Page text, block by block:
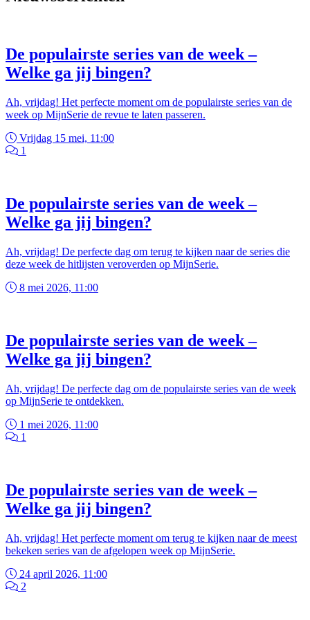
De populairste series van de week –
Welke ga jij bingen?
Ah, vrijdag! Het perfecte moment om de populairste series van de
week op MijnSerie de revue te laten passeren.
Vrijdag 15 mei, 11:00
1
De populairste series van de week –
Welke ga jij bingen?
Ah, vrijdag! De perfecte dag om terug te kijken naar de series die
deze week de hitlijsten veroverden op MijnSerie.
8 mei 2026, 11:00
De populairste series van de week –
Welke ga jij bingen?
Ah, vrijdag! De perfecte dag om de populairste series van de week
op MijnSerie te ontdekken.
1 mei 2026, 11:00
1
De populairste series van de week –
Welke ga jij bingen?
Ah, vrijdag! Het perfecte moment om terug te kijken naar de meest
bekeken series van de afgelopen week op MijnSerie.
24 april 2026, 11:00
2